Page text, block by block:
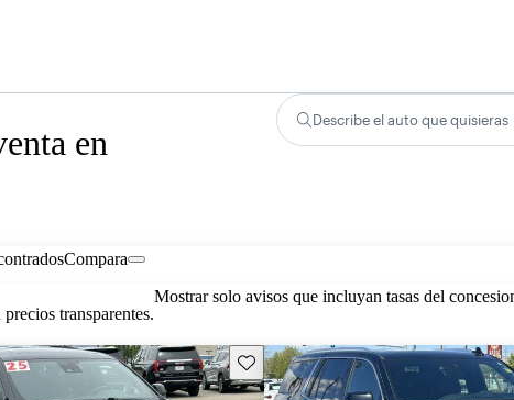
en
Describe el auto que quisieras
Compara
transparentes.
Mostrar solo avisos que incluyan tasas del
Guarda este Aviso